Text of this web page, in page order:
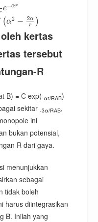
e−αr
(α2 − 2α
r
)
kertas
tersebut
R
B) = C exp(-αr/RAB)
sekitar -3α/RAB,
ini
bukan potensial,
R dari gaya.
menunjukkan
sebagai
tidak boleh
harus diintegrasikan
B. Inilah yang